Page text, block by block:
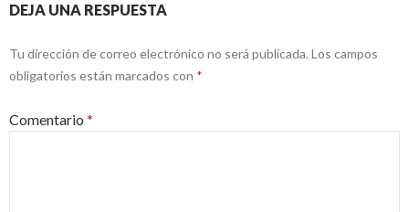
DEJA UNA RESPUESTA
Tu dirección de correo electrónico no será publicada. Los campos
obligatorios están marcados con *
Comentario *